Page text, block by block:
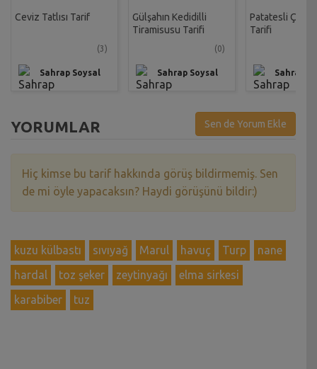
Ceviz Tatlısı Tarif
(3)
Sahrap Soysal
Gülşahın Kedidilli
Tiramisusu Tarifi
(0)
Sahrap Soysal
Patatesli Çıtır
Tarifi
Sahrap
YORUMLAR Sen de Yorum Ekle
Hiç kimse bu tarif hakkında görüş bildirmemiş. Sen
de mi öyle yapacaksın? Haydi görüşünü bildir:)
kuzu külbastı sıvıyağ Marul havuç Turp
nane
hardal
toz şeker zeytinyağı
elma sirkesi
karabiber
tuz